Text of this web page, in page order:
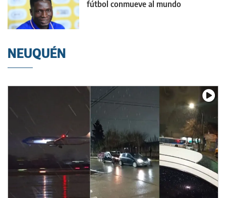
fútbol conmueve al mundo
NEUQUÉN